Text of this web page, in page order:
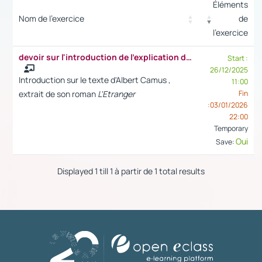
Nom de l'exercice
Éléments
de
l'exercice
devoir sur l'introduction de l'explication de texte
Introduction sur le texte d'Albert Camus ,
extrait de son roman L'Etranger
Start :
26/12/2025
11:00
Fin
:03/01/2026
22:00
Temporary
Save:Oui
Displayed 1 till 1 à partir de 1 total results